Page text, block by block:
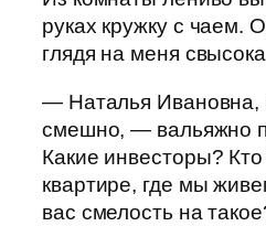
руках кружку с чаем.
глядя на меня
— Наталья Ивановна,
смешно, — вальяжно
Какие инвесторы?
квартире, где мы
вас смелость на